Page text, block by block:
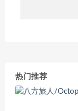
热门推荐